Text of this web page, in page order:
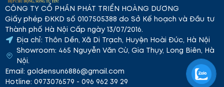
CÔNG TY CỔ PHẦN PHÁT TRIỂN HOÀNG DƯƠNG
Giấy phép ĐKKD số 0107505388 do Sở Kế hoạch và Đầu tư
Thành phố Hà Nội Cấp ngày 13/07/2016.
Địa chỉ: Thôn Dền, Xã Di Trạch, Huyện Hoài Đức, Hà Nội
Showroom: 465 Nguyễn Văn Cừ, Gia Thụy, Long Biên, Hà
Nội.
Email: goldensun6886@gmail.com
Hotline: 0973076579 - 096 962 39 29